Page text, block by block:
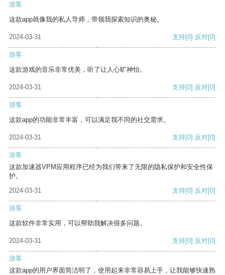
游客
这款app就像我的私人导师，带领我探索知识的奥秘。
2024-03-31 支持[0] 反对[0]
游客
这款游戏的音乐非常优美，听了让人心旷神怡。
2024-03-31 支持[0] 反对[0]
游客
这款app的功能非常丰富，可以满足我不同的社交需求。
2024-03-31 支持[0] 反对[0]
游客
这款加速器VPM应用程序已经为我们带来了无限的隐私保护和安全性保
护。
2024-03-31
支持[0] 反对[0]
游客
这款软件非常实用，可以帮助我解决很多问题。
2024-03-31 支持[0] 反对[0]
游客
这款app的用户界面简洁明了，使用起来非常容易上手，让我能够快速熟